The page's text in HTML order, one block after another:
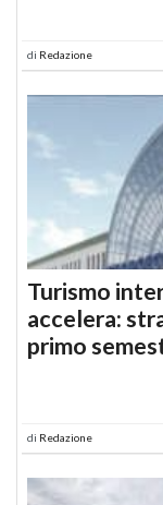
di Redazione
Turismo
accelera:
primo
di Redazione